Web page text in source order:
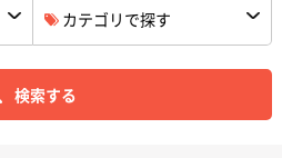
検索する